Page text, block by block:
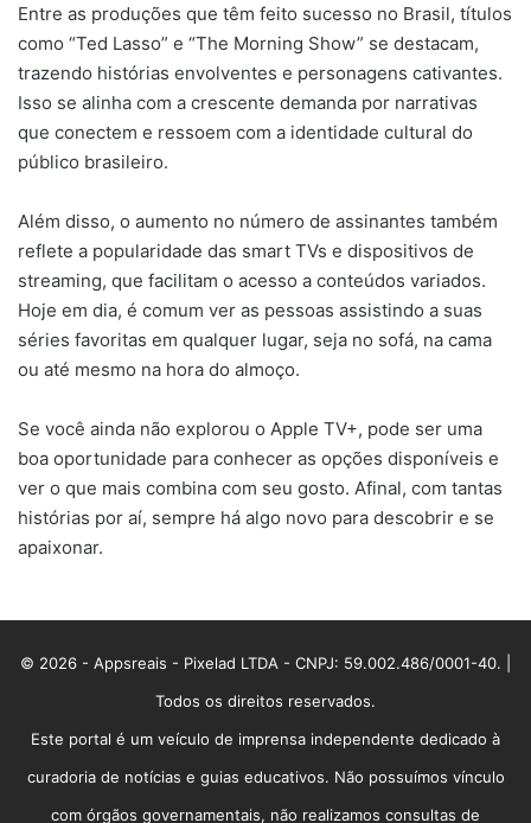
Entre as produções que têm feito sucesso no Brasil, títulos
como “Ted Lasso” e “The Morning Show” se destacam,
trazendo histórias envolventes e personagens cativantes.
Isso se alinha com a crescente demanda por narrativas
que conectem e ressoem com a identidade cultural do
público brasileiro.
Além disso, o aumento no número de assinantes também
reflete a popularidade das smart TVs e dispositivos de
streaming, que facilitam o acesso a conteúdos variados.
Hoje em dia, é comum ver as pessoas assistindo a suas
séries favoritas em qualquer lugar, seja no sofá, na cama
ou até mesmo na hora do almoço.
Se você ainda não explorou o Apple TV+, pode ser uma
boa oportunidade para conhecer as opções disponíveis e
ver o que mais combina com seu gosto. Afinal, com tantas
histórias por aí, sempre há algo novo para descobrir e se
apaixonar.
© 2026 - Appsreais - Pixelad LTDA - CNPJ: 59.002.486/0001-40. |
Todos os direitos reservados.
Este portal é um veículo de imprensa independente dedicado à
curadoria de notícias e guias educativos. Não possuímos vínculo
com órgãos governamentais, não realizamos consultas de